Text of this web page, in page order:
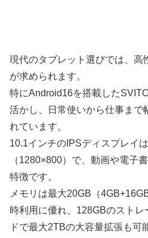
現代のタブレット選びでは、高
が求められます。
特にAndroid16を搭載した
活かし、日常使いから仕事まで
れています。
10.1インチのIPSディスプレイ
（1280×800）で、動画や電子
特徴です。
メモリは最大20GB（
時利用に優れ、128GBのスト
ドで最大2TBの大容量拡張も可